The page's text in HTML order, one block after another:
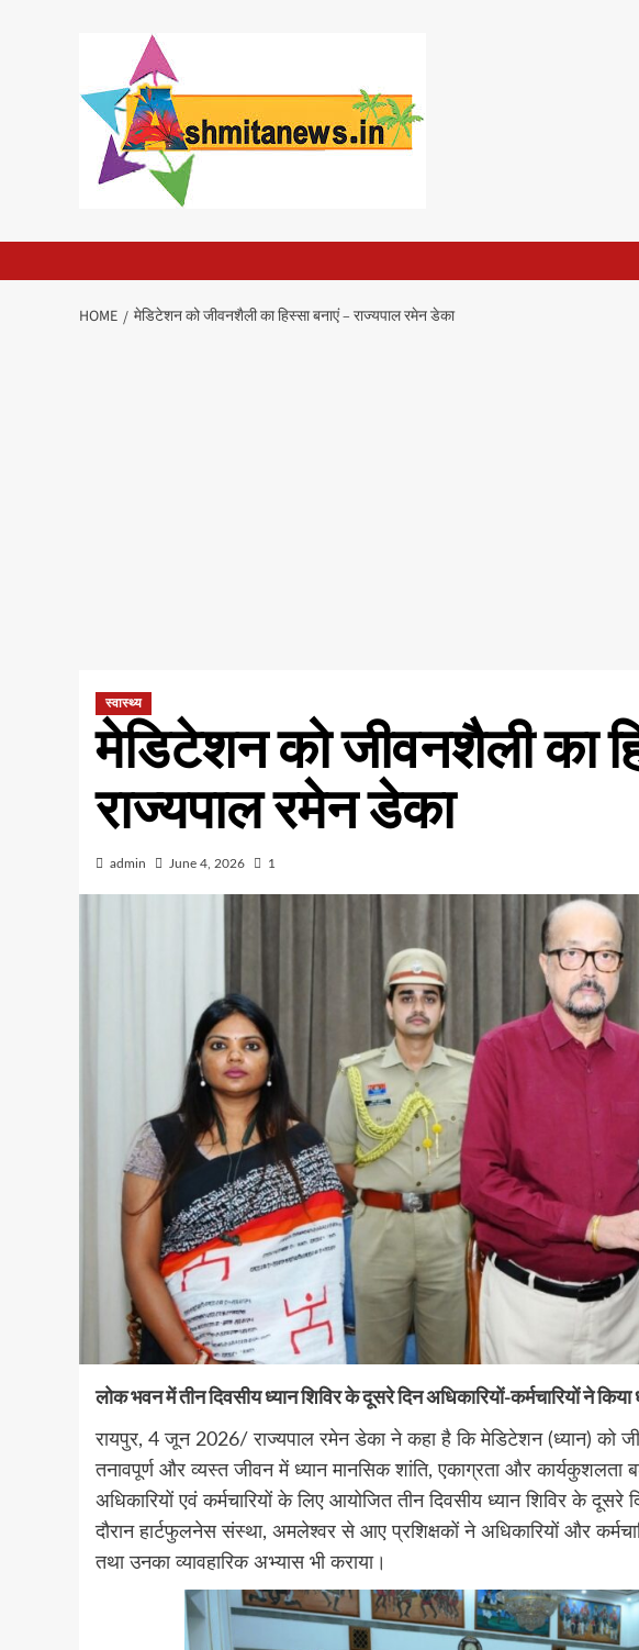
HOME मेडिटेशन को जीवनशैली का हिस्सा बनाएं – राज्यपाल रमेन डेका
स्वास्थ्य
मेडिटेशन को जीवनशैली का
राज्यपाल रमेन डेका
admin June 4, 2026 1
लोक भवन में तीन दिवसीय ध्यान शिविर के दूसरे दिन अधिकारियों-कर्मचारियों ने
रायपुर, 4 जून 2026/ राज्यपाल रमेन डेका ने कहा है कि मेडिटेशन (ध्यान) को
तनावपूर्ण और व्यस्त जीवन में ध्यान मानसिक शांति, एकाग्रता और कार्यकुशलता
अधिकारियों एवं कर्मचारियों के लिए आयोजित तीन दिवसीय ध्यान शिविर के
दौरान हार्टफुलनेस संस्था, अमलेश्वर से आए प्रशिक्षकों ने अधिकारियों और
तथा उनका व्यावहारिक अभ्यास भी कराया।